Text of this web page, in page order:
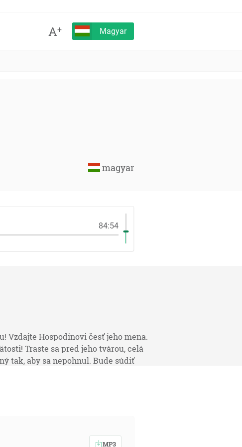
A+ Magyar
magyar
84:54
Vzdajte Hospodinovi česť jeho mena.
Traste sa pred jeho tvárou, celá
tak, aby sa nepohnul. Bude súdiť
všetko, čo je v nich, počul som
MP3